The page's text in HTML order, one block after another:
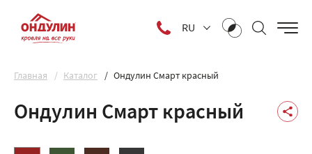
RU
Главная Каталог Ондулин Смарт красный
Ондулин Смарт красный